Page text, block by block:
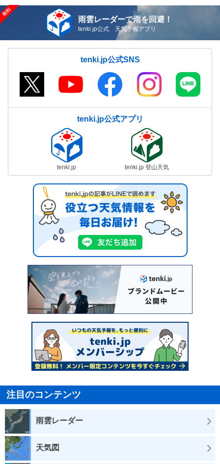
雨雲レーダーで雨を回避！
tenki.jp公式 天気予報アプリ
tenki.jp公式SNS
tenki.jp公式アプリ
tenki.jp tenki.jp 登山天気
注目のコンテンツ
雨雲レーダー
天気図